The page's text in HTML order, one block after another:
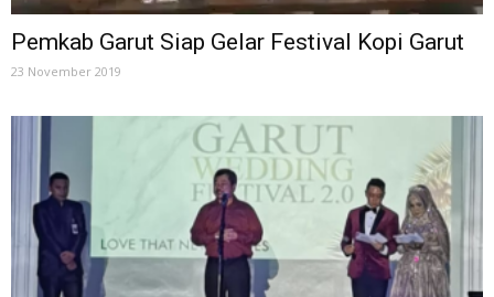
Pemkab Garut Siap Gelar Festival Kopi Garut
23 November 2019